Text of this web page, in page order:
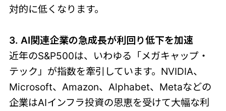
対的に低くなります。
3. AI関連企業の急成長が利回り低下を加速
近年のS&P500は、いわゆる「メガキャップ・
テック」が指数を牽引しています。NVIDIA、
Microsoft、Amazon、Alphabet、Metaなどの
企業はAIインフラ投資の恩恵を受けて大幅な利